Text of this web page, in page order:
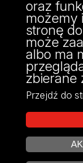
tel: 42/635 53
fax: 42/635 50
Projekt
oraz
możemy
stronę
może
albo ma
zbierane
Przejdź do